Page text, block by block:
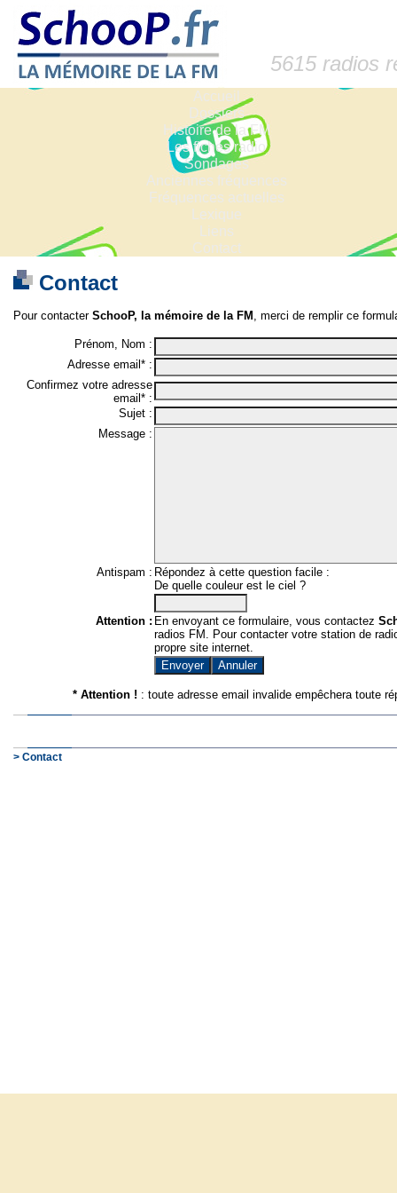
5615 radios
Accueil
Dossiers
Histoire de la FM
Les fiches radio
Sondages
Anciennes fréquences
Fréquences actuelles
Lexique
Liens
Contact
Contact
Pour contacter SchooP, la mémoire de la FM , merci de remplir ce
Prénom, Nom :
Adresse email* :
Confirmez votre adresse
email* :
Sujet :
Message :
Antispam : Répondez à cette question facile :
De quelle couleur est le ciel ?
Attention : En envoyant ce formulaire, vous contactez
radios FM. Pour contacter votre station de
propre site internet.
* Attention ! : toute adresse email invalide empêchera toute
> Contact